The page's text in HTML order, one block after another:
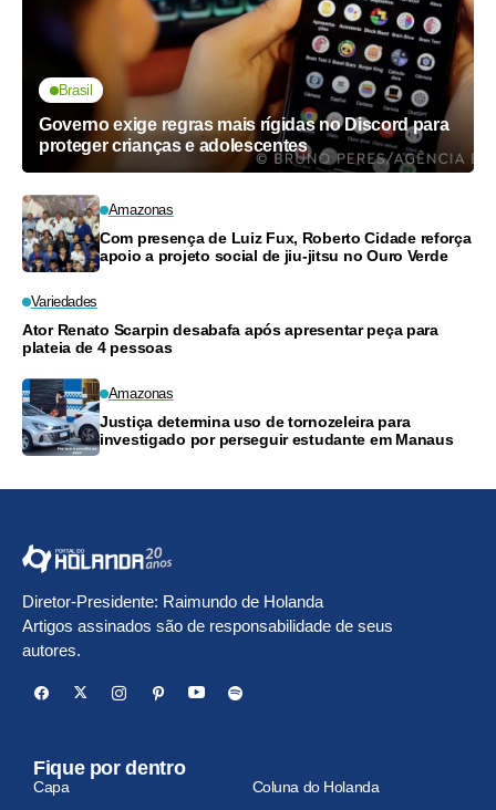
Brasil
Governo exige regras mais rígidas no Discord para
proteger crianças e adolescentes
Amazonas
Com presença de Luiz Fux, Roberto Cidade reforça
apoio a projeto social de jiu-jitsu no Ouro Verde
Variedades
Ator Renato Scarpin desabafa após apresentar peça para
plateia de 4 pessoas
Amazonas
Justiça determina uso de tornozeleira para
investigado por perseguir estudante em Manaus
Diretor-Presidente: Raimundo de Holanda
Artigos assinados são de responsabilidade de seus
autores.
Fique por dentro
Capa
Coluna do Holanda